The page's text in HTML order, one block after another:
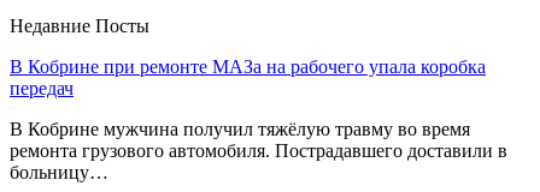
Недавние Посты
В Кобрине при ремонте МАЗа на рабочего упала коробка
передач
В Кобрине мужчина получил тяжёлую травму во время
ремонта грузового автомобиля. Пострадавшего доставили в
больницу…